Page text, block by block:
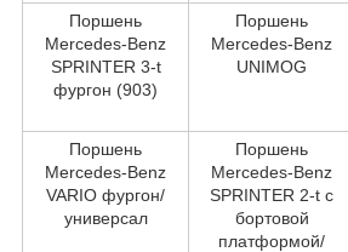
Поршень
Mercedes-Benz
SPRINTER 3-t
фургон (903)
Поршень
Mercedes-Benz
UNIMOG
Поршень
Mercedes-Benz
VARIO фургон/
универсал
Поршень
Mercedes-Benz
SPRINTER 2-t c
бортовой
платформой/